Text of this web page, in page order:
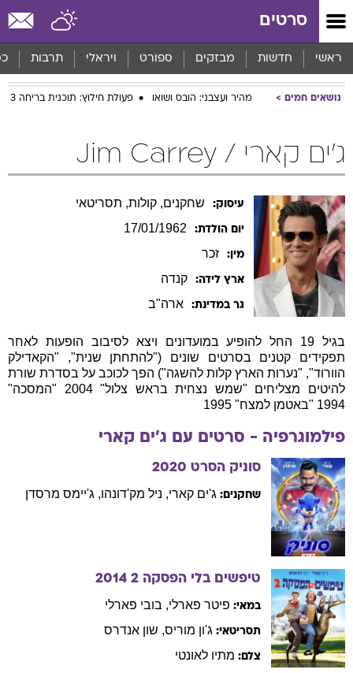
סרטים
ראשי חדשות מבזקים ספורט ויראלי תרבות
נושאים חמים מהיר ועצבני: הובס ושואו פעולת חילוץ: תוכנית בריחה 3
ג'ים קארי / Jim Carrey
עיסוק: שחקנים, קולות, תסריטאי
יום הולדת: 17/01/1962
מין: זכר
ארץ לידה: קנדה
גר במדינת: ארה"ב
בגיל 19 החל להופיע במועדונים ויצא לסיבוב הופעות לאחר
תפקידים קטנים בסרטים שונים ("להתחתן שנית", "הקאדילק
הוורוד", "נערות הארץ קלות להשגה") הפך לכוכב על בסדרת שורת
להיטים מצליחים "שמש נצחית בראש צלול" 2004 "המסכה"
1994 "באטמן למצח" 1995
פילמוגרפיה - סרטים עם ג'ים קארי
סוניק הסרט 2020
שחקנים: ג'ים קארי, ניל מק'דונהו, ג'יימס מרסדן
טיפשים בלי הפסקה 2 2014
במאי: פיטר פארלי, בובי פארלי
תסריטאי: ג'ון מוריס, שון אנדרס
צלם: מתיו לאונטי